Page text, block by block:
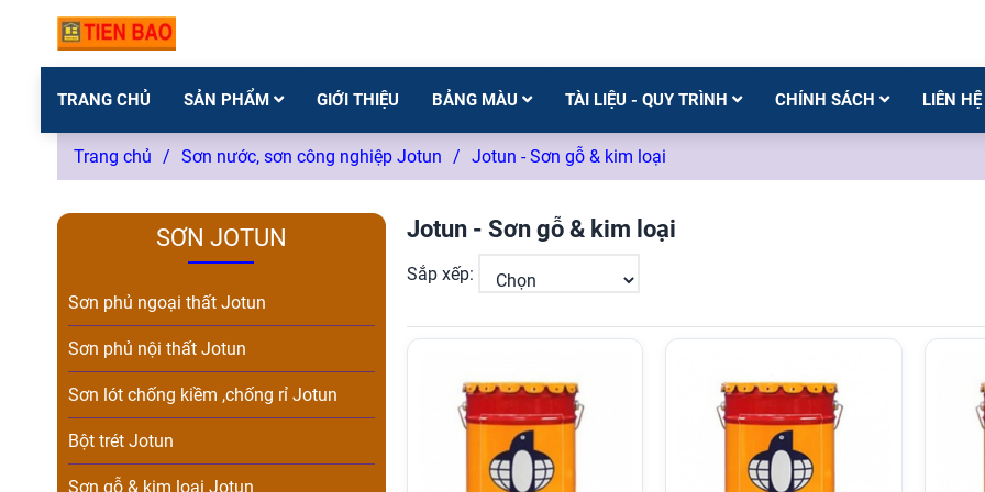
TRANG CHỦ SẢN PHẨM GIỚI THIỆU BẢNG MÀU TÀI LIỆU - QUY TRÌNH CHÍNH SÁCH LIÊN HỆ
Trang chủ / Sơn nước, sơn công nghiệp Jotun / Jotun - Sơn gỗ & kim loại
Jotun - Sơn gỗ & kim loại
Sắp xếp:
SƠN JOTUN
Sơn phủ ngoại thất Jotun
Sơn phủ nội thất Jotun
Sơn lót chống kiềm ,chống rỉ Jotun
Bột trét Jotun
Sơn gỗ & kim loại Jotun